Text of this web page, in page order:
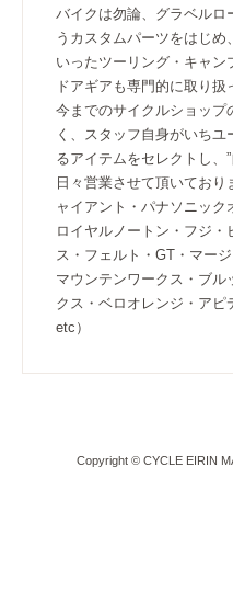
バイクは勿論、グラベルロ
うカスタムパーツをはじめ
いったツーリング・キャン
ドアギアも専門的に取り扱
今までのサイクルショップ
く、スタッフ自身がいちユ
るアイテムをセレクトし、
日々営業させて頂いてお
ャイアント・パナソニック
ロイヤルノートン・フジ・
ス・フェルト・GT・マー
マウンテンワークス・ブル
クス・ベロオレンジ・ア
etc）
Copyright © CYCLE EIRIN